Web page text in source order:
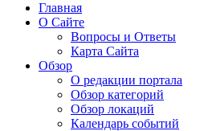
Главная
О Сайте
Вопросы и Ответы
Карта Сайта
Обзор
О редакции портала
Обзор категорий
Обзор локаций
Календарь событий